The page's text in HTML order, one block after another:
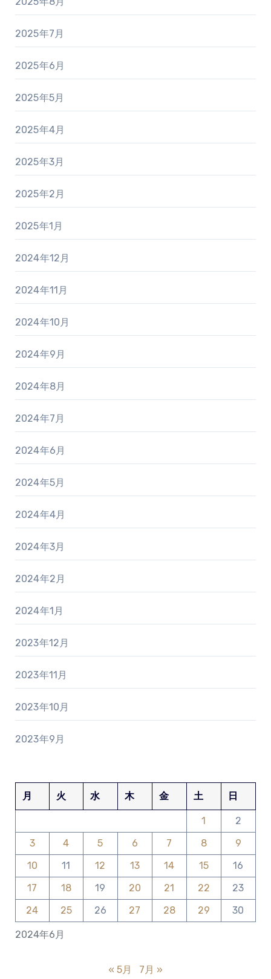
2025年7月
2025年6月
2025年5月
2025年4月
2025年3月
2025年2月
2025年1月
2024年12月
2024年11月
2024年10月
2024年9月
2024年8月
2024年7月
2024年6月
2024年5月
2024年4月
2024年3月
2024年2月
2024年1月
2023年12月
2023年11月
2023年10月
2023年9月
2024年6月
月 火 水 木 金 土 日
1
2
3
4 5 6 7 8
9
10
11 12 13 14 15
16
17
18 19 20 21 22
23
24
25 26 27 28 29 30
« 5月 7月 »